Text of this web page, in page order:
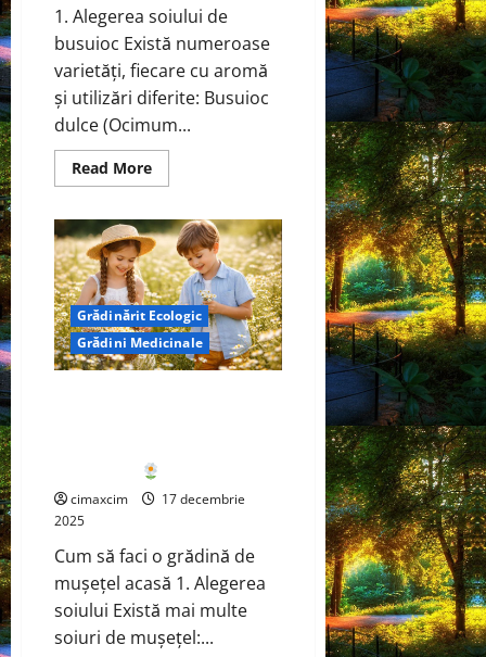
1. Alegerea soiului de
busuioc Există numeroase
varietăți, fiecare cu aromă
și utilizări diferite: Busuioc
dulce (Ocimum...
Read MoreRead
more
–
Cum
să
faci
o
grădină
de
busuioc
acasă
și
Grădinărit Ecologic
Grădini Medicinale
cimaxcim
17 decembrie
2025
Cum să faci o grădină de
mușețel acasă 1. Alegerea
soiului Există mai multe
soiuri de mușețel:...